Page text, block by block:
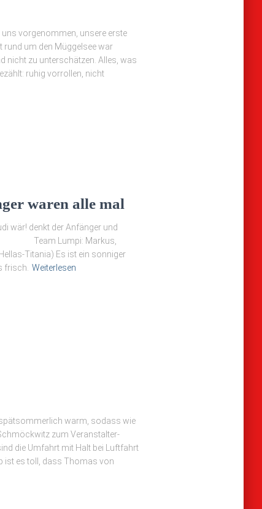
uns vorgenommen, unsere erste
rund um den Müggelsee war
nicht zu unterschätzen. Alles, was
ruhig vorrollen, nicht
waren alle mal
wär! denkt der Anfänger und
Team Lumpi: Markus,
Titania) Es ist ein sonniger
frisch. Weiterlesen
warm, sodass wie
zum Veranstalter-
die Umfahrt mit Halt bei Luftfahrt
ist es toll, dass Thomas von